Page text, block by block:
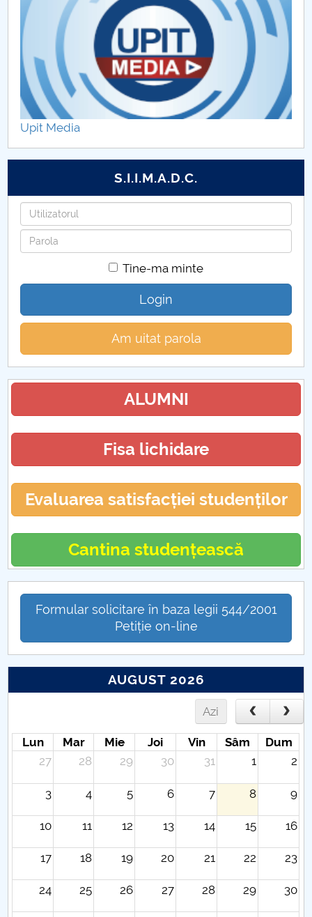
Upit Media
S.I.I.M.A.D.C.
Utilizatorul
Parola
Tine-ma minte
Login
Am uitat parola
ALUMNI
Fisa lichidare
Evaluarea satisfacției studenților
Cantina studențească
Formular solicitare în baza legii 544/2001
Petiție on-line
AUGUST 2026
Azi
Lun Mar Mie Joi Vin Sâm
Dum
27
28 29 30 31 1 2
3 4 5 6 7 8 9
10 11 12 13 14 15 16
17 18 19 20 21 22 23
24 25 26 27 28 29 30